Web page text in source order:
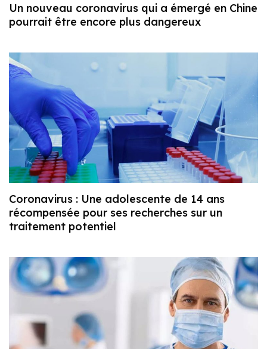
Un nouveau coronavirus qui a émergé en Chine
pourrait être encore plus dangereux
Coronavirus : Une adolescente de 14 ans
récompensée pour ses recherches sur un
traitement potentiel